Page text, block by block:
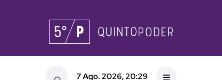
7 Ago. 2026, 20:29